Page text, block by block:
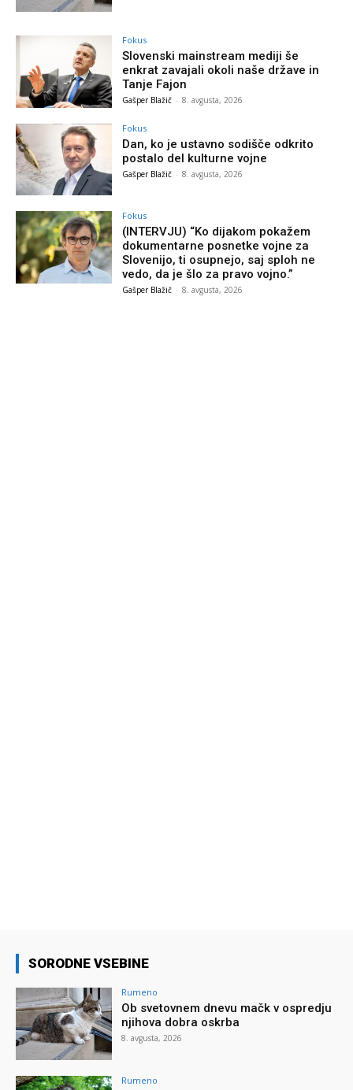
Fokus
Slovenski mainstream mediji še
enkrat zavajali okoli naše države in
Tanje Fajon
Gašper Blažič - 8. avgusta, 2026
Fokus
Dan, ko je ustavno sodišče odkrito
postalo del kulturne vojne
Gašper Blažič - 8. avgusta, 2026
Fokus
(INTERVJU) “Ko dijakom pokažem
dokumentarne posnetke vojne za
Slovenijo, ti osupnejo, saj sploh ne
vedo, da je šlo za pravo vojno.”
Gašper Blažič - 8. avgusta, 2026
SORODNE VSEBINE
Rumeno
Ob svetovnem dnevu mačk v ospredju
njihova dobra oskrba
8. avgusta, 2026
Rumeno